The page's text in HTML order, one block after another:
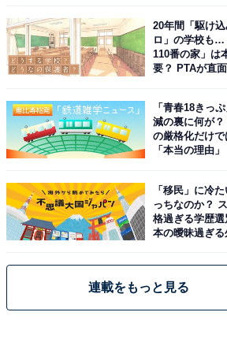
20年間「駆け
ロ」の学校も…
110番の家」は
要？ PTAが直
「青春18きっ
減の裏に何が？
の厳格化だけで
「本当の理由」
「移民」に冷
っちなのか？
格過ぎる学歴選
本の曖昧過ぎる
連載をもっと見る